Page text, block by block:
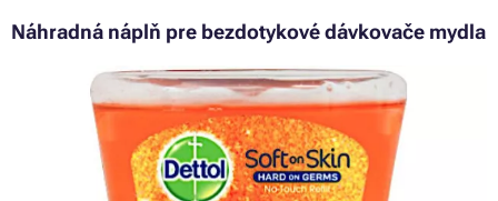
Náhradná náplň pre bezdotykové dávkovače mydla